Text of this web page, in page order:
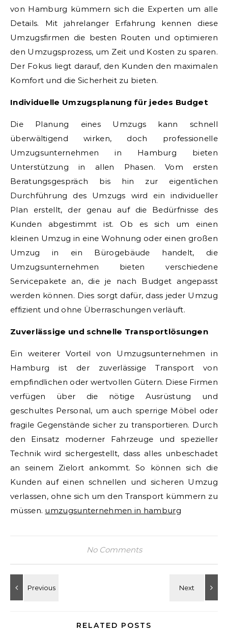
von Hamburg kümmern sich die Experten um alle
Details. Mit jahrelanger Erfahrung kennen diese
Umzugsfirmen die besten Routen und optimieren
den Umzugsprozess, um Zeit und Kosten zu sparen.
Der Fokus liegt darauf, den Kunden den maximalen
Komfort und die Sicherheit zu bieten.
Individuelle Umzugsplanung für jedes Budget
Die Planung eines Umzugs kann schnell
überwältigend wirken, doch professionelle
Umzugsunternehmen in Hamburg bieten
Unterstützung in allen Phasen. Vom ersten
Beratungsgespräch bis hin zur eigentlichen
Durchführung des Umzugs wird ein individueller
Plan erstellt, der genau auf die Bedürfnisse des
Kunden abgestimmt ist. Ob es sich um einen
kleinen Umzug in eine Wohnung oder einen großen
Umzug in ein Bürogebäude handelt, die
Umzugsunternehmen bieten verschiedene
Servicepakete an, die je nach Budget angepasst
werden können. Dies sorgt dafür, dass jeder Umzug
effizient und ohne Überraschungen verläuft.
Zuverlässige und schnelle Transportlösungen
Ein weiterer Vorteil von Umzugsunternehmen in
Hamburg ist der zuverlässige Transport von
empfindlichen oder wertvollen Gütern. Diese Firmen
verfügen über die nötige Ausrüstung und
geschultes Personal, um auch sperrige Möbel oder
fragile Gegenstände sicher zu transportieren. Durch
den Einsatz moderner Fahrzeuge und spezieller
Technik wird sichergestellt, dass alles unbeschadet
an seinem Zielort ankommt. So können sich die
Kunden auf einen schnellen und sicheren Umzug
verlassen, ohne sich um den Transport kümmern zu
müssen. umzugsunternehmen in hamburg
No Comments
RELATED POSTS